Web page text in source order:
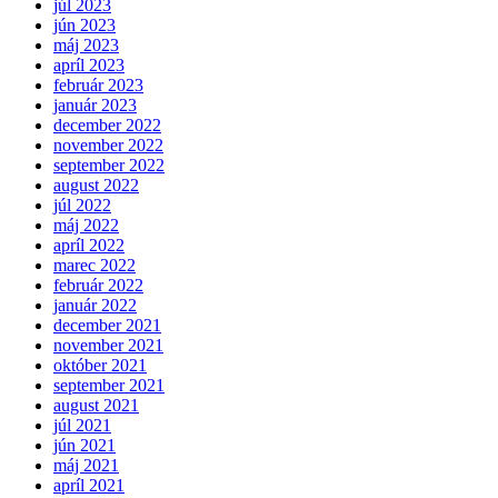
júl 2023
jún 2023
máj 2023
apríl 2023
február 2023
január 2023
december 2022
november 2022
september 2022
august 2022
júl 2022
máj 2022
apríl 2022
marec 2022
február 2022
január 2022
december 2021
november 2021
október 2021
september 2021
august 2021
júl 2021
jún 2021
máj 2021
apríl 2021